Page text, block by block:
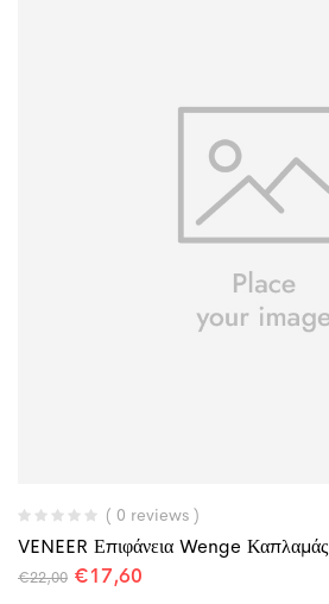
( 0 reviews )
VENEER Επιφάνεια Wenge Καπλαμάς
€22,00 €17,60